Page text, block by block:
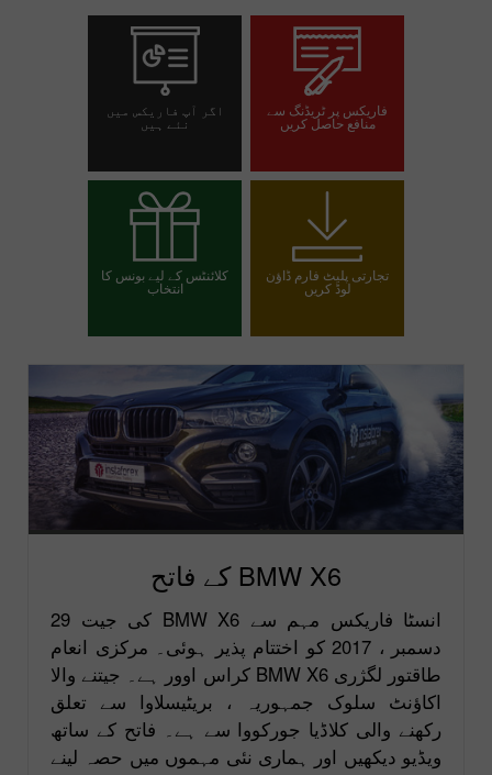
فاریکس پر ٹریڈنگ سے
منافع حاصل کریں
اگر آپ فاریکس میں
نئے ہیں
ڈیمو اکاؤنٹ کھولیں
تجارتی پلیٹ فارم ڈاؤن
لوڈ کریں
کلائنٹس کے لیے بونس کا
انتخاب
اپنا بونس منتخب کریں
BMW X6 کے فاتح
انسٹا فاریکس مہم سے BMW X6 کی جیت 29
دسمبر ، 2017 کو اختتام پذیر ہوئی۔ مرکزی انعام
طاقتور لگژری BMW X6 کراس اوور ہے۔ جیتنے والا
اکاؤنٹ سلوک جمہوریہ ، بریٹیسلاوا سے تعلق
رکھنے والی کلاڈیا جورکووا سے ہے۔ فاتح کے ساتھ
ویڈیو دیکھیں اور ہماری نئی مہموں میں حصہ لینے